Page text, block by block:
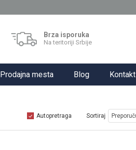
Brza isporuka
Na teritoriji Srbije
Prodajna mesta Blog Kontakt
Autopretraga Sortiraj